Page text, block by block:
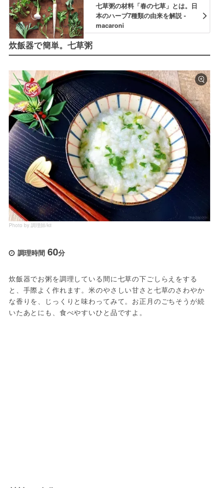
七草粥の材料「春の七草」とは。日
本のハーブ7種類の由来を解説 -
macaroni
炊飯器で簡単。七草粥
Photo by 調理師/kii
調理時間 60分
炊飯器でお粥を調理している間に七草の下ごしらえをする
と、手際よく作れます。米のやさしい甘さと七草のさわやか
な香りを、じっくりと味わってみて。お正月のごちそうが続
いたあとにも、食べやすいひと品ですよ。